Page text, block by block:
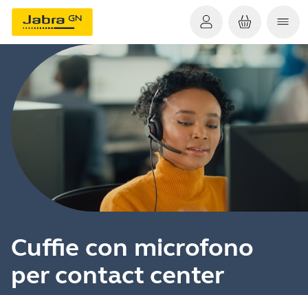
Cuffie con microfono
per contact center